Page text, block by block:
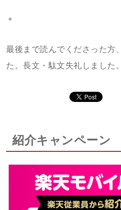
＊
最後まで読んでくださった方
た。長文・駄文失礼しました。
紹介キャンペーン